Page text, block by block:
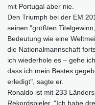
mit Portugal aber nie.
Den Triumph bei der EM
seinen "größten
Bedeutung wie eine
die Nationalmannschaft
ich wiederhole es – gehe
dass ich mein Bestes
erledigt", sagte er.
Ronaldo ist mit 233
Rekordspieler. "Ich habe